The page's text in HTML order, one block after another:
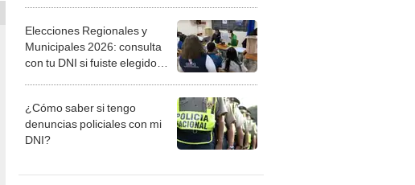
Elecciones Regionales y
Municipales 2026: consulta
con tu DNI si fuiste elegido
miembro de mesa para este 4
de octubre en el link oficial de
la ONPE
¿Cómo saber si tengo
denuncias policiales con mi
DNI?
Carlincaturas